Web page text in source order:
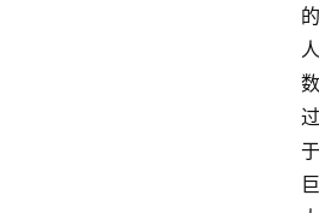
的
人
数
过
于
巨